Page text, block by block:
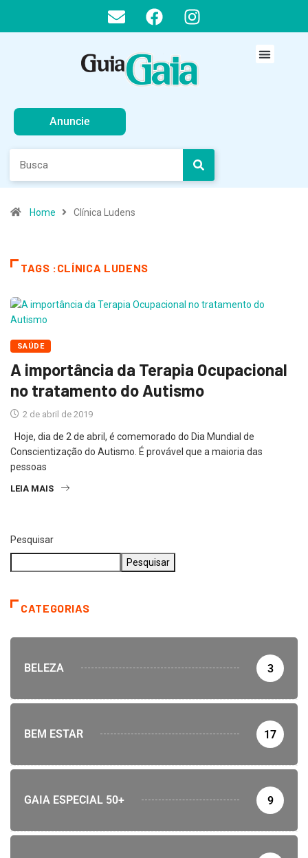
Anuncie
Home Clínica Ludens
TAGS :CLÍNICA LUDENS
SAÚDE
A importância da Terapia Ocupacional
no tratamento do Autismo
2 de abril de 2019
Hoje, dia de 2 de abril, é comemorado do Dia Mundial de
Conscientização do Autismo. É provável que a maioria das
pessoas
LEIA MAIS
Pesquisar
Pesquisar
CATEGORIAS
BELEZA 3
BEM ESTAR 17
GAIA ESPECIAL 50+ 9